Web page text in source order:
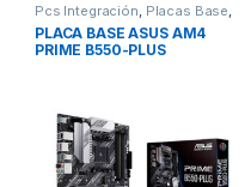
Pcs Integración, Placas Base,
Socket AM4
PLACA BASE ASUS AM4
PRIME B550-PLUS